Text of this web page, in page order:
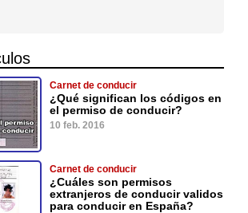
Carnet de conducir
¿Qué significan los códigos en
el permiso de conducir?
10 feb. 2016
Carnet de conducir
¿Cuáles son permisos
extranjeros de conducir validos
para conducir en España?